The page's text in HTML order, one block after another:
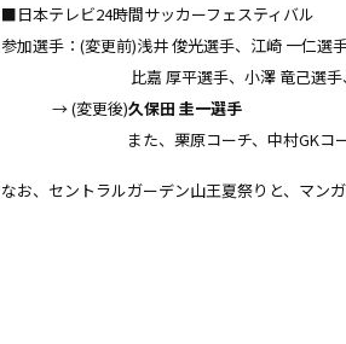
■日本テレビ24時間サッカーフェスティバル
参加選手：(変更前)浅井 俊光選手、江崎 一仁選
比嘉 厚平選手、小澤 竜己選手、
→ (変更後)久保田 圭一選手
また、栗原コーチ、中村GKコーチ、
なお、セントラルガーデン山王夏祭りと、マン